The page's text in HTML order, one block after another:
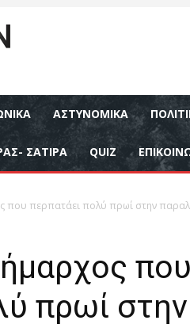
ΑΣΤΥΝΟΜΙΚΆ
ΣΑΤΙΡΑ QUIZ
που περπατάει πολύ πρωί στην
που
πρωί